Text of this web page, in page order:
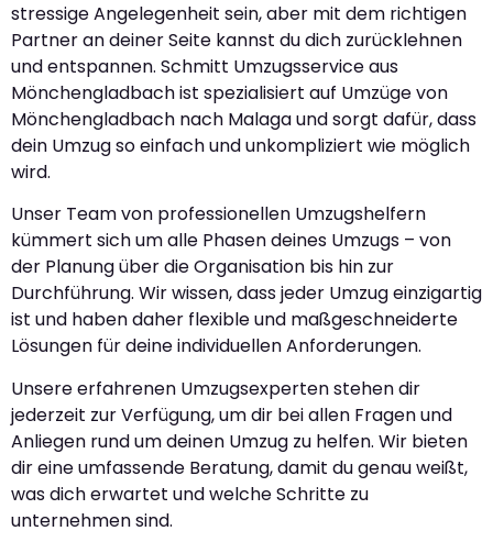
stressige Angelegenheit sein, aber mit dem richtigen
Partner an deiner Seite kannst du dich zurücklehnen
und entspannen. Schmitt Umzugsservice aus
Mönchengladbach ist spezialisiert auf Umzüge von
Mönchengladbach nach Malaga und sorgt dafür, dass
dein Umzug so einfach und unkompliziert wie möglich
wird.
Unser Team von professionellen Umzugshelfern
kümmert sich um alle Phasen deines Umzugs – von
der Planung über die Organisation bis hin zur
Durchführung. Wir wissen, dass jeder Umzug einzigartig
ist und haben daher flexible und maßgeschneiderte
Lösungen für deine individuellen Anforderungen.
Unsere erfahrenen Umzugsexperten stehen dir
jederzeit zur Verfügung, um dir bei allen Fragen und
Anliegen rund um deinen Umzug zu helfen. Wir bieten
dir eine umfassende Beratung, damit du genau weißt,
was dich erwartet und welche Schritte zu
unternehmen sind.